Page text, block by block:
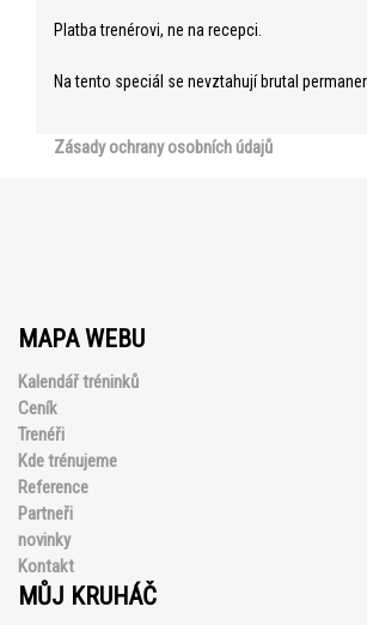
Platba trenérovi, ne na recepci.
Na tento speciál se nevztahují brutal
Zásady ochrany osobních údajů
MAPA WEBU
Kalendář tréninků
Ceník
Trenéři
Kde trénujeme
Reference
Partneři
novinky
Kontakt
MŮJ KRUHÁČ